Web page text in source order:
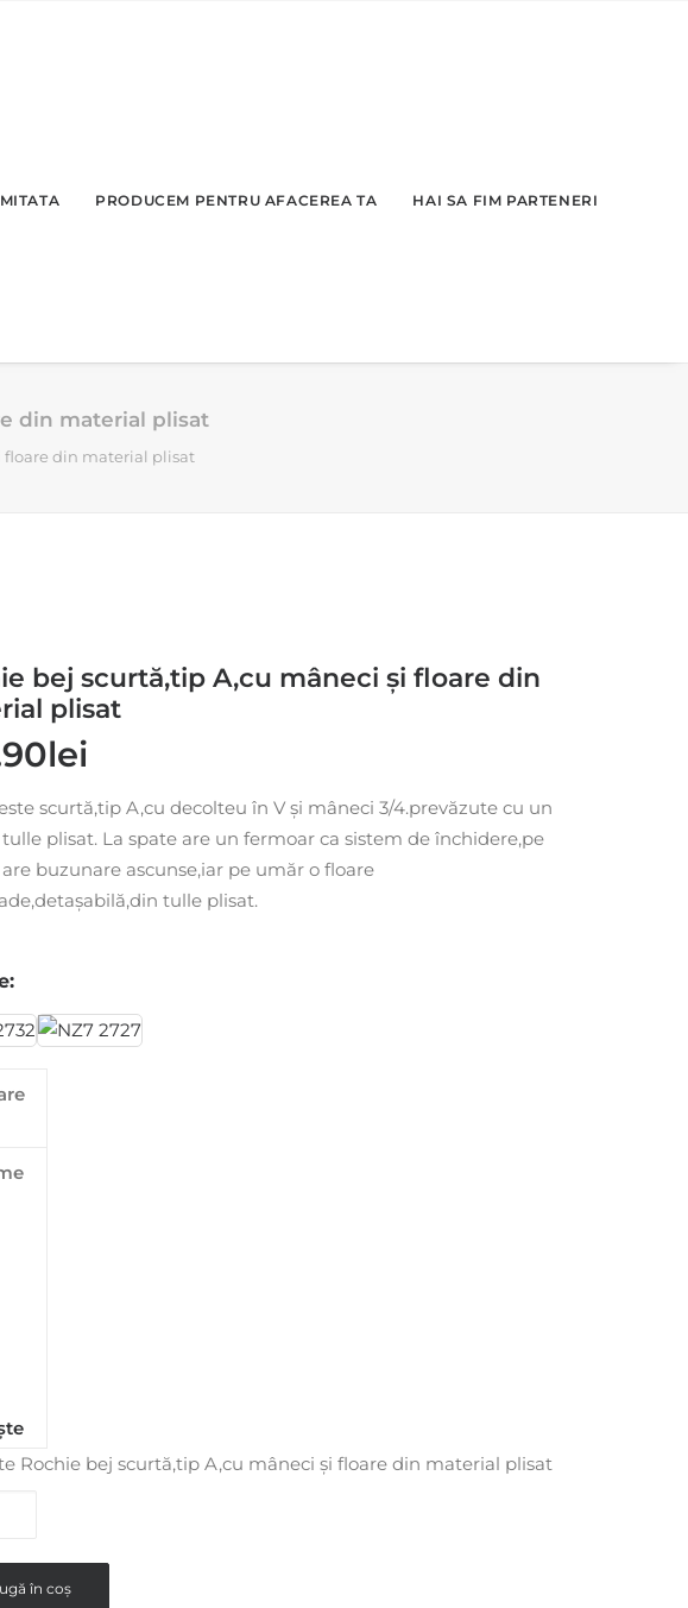
PRODUCEM PENTRU AFACEREA TA HAI SA FIM PARTENERI
din material plisat
floare din material plisat
bej scurtă,tip A,cu mâneci și floare din
plisat
lei
scurtă,tip A,cu decolteu în V și mâneci 3/4.prevăzute cu un
plisat. La spate are un fermoar ca sistem de închidere,pe
buzunare ascunse,iar pe umăr o floare
tulle plisat.
Rochie bej scurtă,tip A,cu mâneci și floare din material plisat
în coș